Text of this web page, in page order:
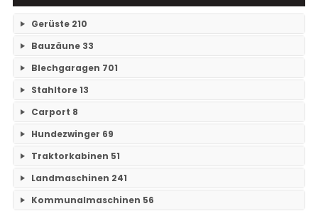
Gerüste 210
RAM- 1 Gerüst Breite 73 109
RAM-2 Gerüst Breite 70 101
Bauzäune 33
Einzelteile Bauzäune 7
Bauzäune SET 26
Blechgaragen 701
Einzelgaragen 89
Doppelgaragen 59
3-Fachgaragen
Mehrfachgaragen 12
Stahltore13
Keine Unterkategorien
Carport 8
Keine Unterkategorien
Hundezwinger 69
Keine Unterkategorien
Traktorkabinen 51
Traktorkabinen 37
Landmaschinen 241
Kommunalmaschinen 56